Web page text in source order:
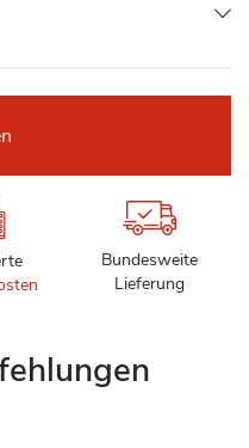
Bundesweite
Lieferung